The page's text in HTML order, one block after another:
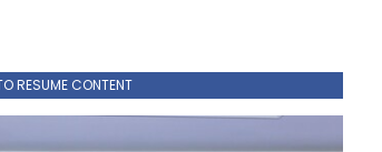
RESUME CONTENT